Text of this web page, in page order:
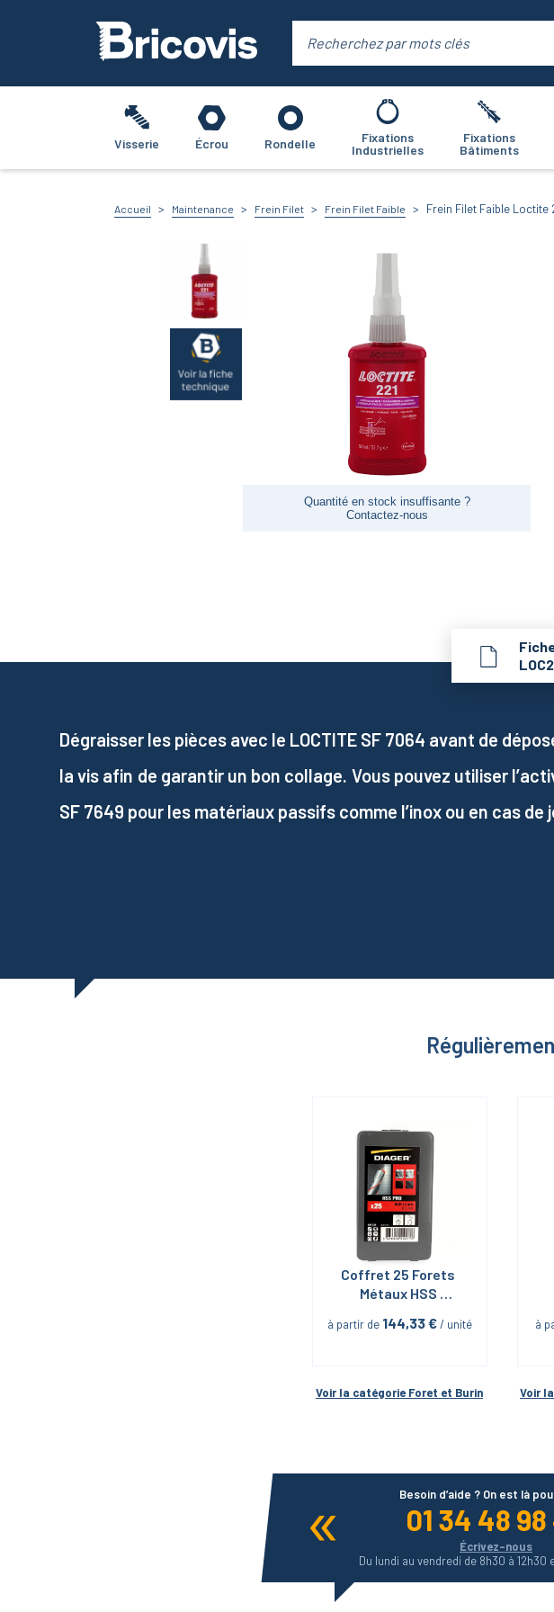
Visserie Écrou Rondelle
Fixations
Industrielles
Fixations
Bâtiments
Accueil Maintenance Frein Filet Frein Filet Faible Frein Filet Faible Loctite
Quantité en stock insuffisante ?
Contactez-nous
Dégraisser les pièces avec le LOCTITE SF 7064 avant de
la vis afin de garantir un bon collage. Vous pouvez utiliser
SF 7649 pour les matériaux passifs comme l’inox ou en cas de
Coffret 25 Forets
Métaux HSS
à partir de 144,33 € / unité
Voir la catégorie Foret et Burin
à
Voir
Besoin d’aide ? On est là
01 34 48
Écrivez-nous
Du lundi au vendredi de 8h30 à 12h30